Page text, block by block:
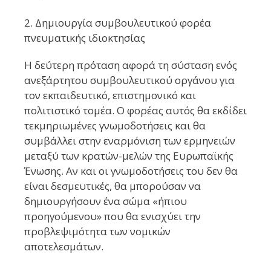
2. Δημιουργία συμβουλευτικού φορέα
πνευματικής ιδιοκτησίας
Η δεύτερη πρόταση αφορά τη σύσταση ενός
ανεξάρτητου συμβουλευτικού οργάνου για
τον εκπαιδευτικό, επιστημονικό και
πολιτιστικό τομέα. Ο φορέας αυτός θα εκδίδει
τεκμηριωμένες γνωμοδοτήσεις και θα
συμβάλλει στην εναρμόνιση των ερμηνειών
μεταξύ των κρατών-μελών της Ευρωπαϊκής
Ένωσης. Αν και οι γνωμοδοτήσεις του δεν θα
είναι δεσμευτικές, θα μπορούσαν να
δημιουργήσουν ένα σώμα «ήπιου
προηγούμενου» που θα ενισχύει την
προβλεψιμότητα των νομικών
αποτελεσμάτων.